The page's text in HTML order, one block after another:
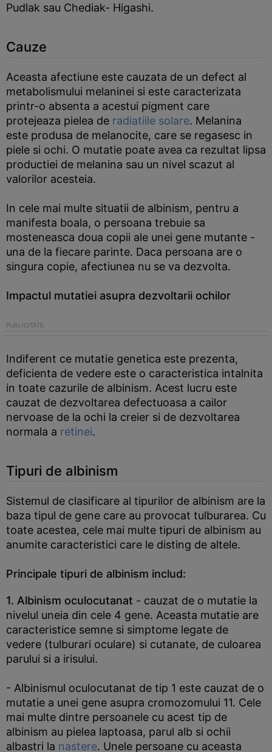
Pudlak sau Chediak- Higashi.
Cauze
Aceasta afectiune este cauzata de un defect al
metabolismului melaninei si este caracterizata
printr-o absenta a acestui pigment care
protejeaza pielea de radiatiile solare. Melanina
este produsa de melanocite, care se regasesc in
piele si ochi. O mutatie poate avea ca rezultat lipsa
productiei de melanina sau un nivel scazut al
valorilor acesteia.
In cele mai multe situatii de albinism, pentru a
manifesta boala, o persoana trebuie sa
mosteneasca doua copii ale unei gene mutante -
una de la fiecare parinte. Daca persoana are o
singura copie, afectiunea nu se va dezvolta.
Impactul mutatiei asupra dezvoltarii ochilor
Indiferent ce mutatie genetica este prezenta,
deficienta de vedere este o caracteristica intalnita
in toate cazurile de albinism. Acest lucru este
cauzat de dezvoltarea defectuoasa a cailor
nervoase de la ochi la creier si de dezvoltarea
normala a retinei.
Tipuri de albinism
Sistemul de clasificare al tipurilor de albinism are la
baza tipul de gene care au provocat tulburarea. Cu
toate acestea, cele mai multe tipuri de albinism au
anumite caracteristici care le disting de altele.
Principale tipuri de albinism includ:
1. Albinism oculocutanat - cauzat de o mutatie la
nivelul uneia din cele 4 gene. Aceasta mutatie are
caracteristice semne si simptome legate de
vedere (tulburari oculare) si cutanate, de culoarea
parului si a irisului.
- Albinismul oculocutanat de tip 1 este cauzat de o
mutatie a unei gene asupra cromozomului 11. Cele
mai multe dintre persoanele cu acest tip de
albinism au pielea laptoasa, parul alb si ochii
albastri la nastere. Unele persoane cu aceasta